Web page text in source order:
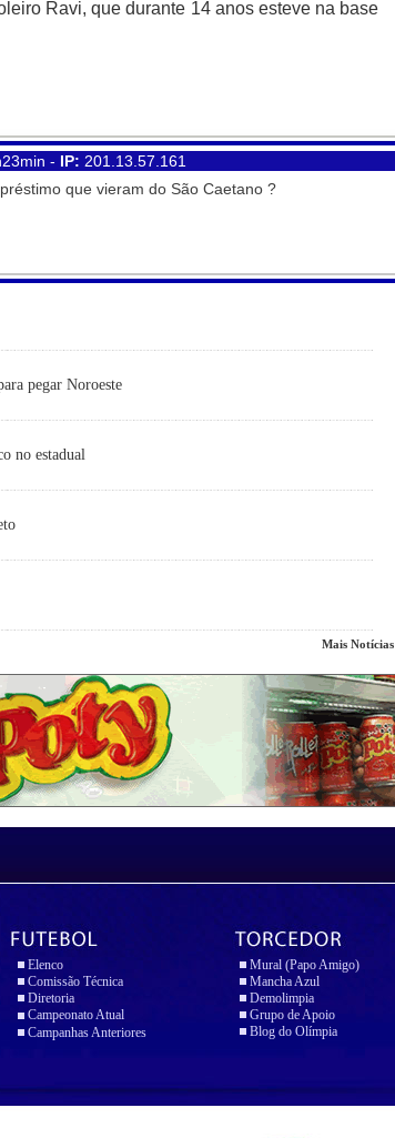
Ravi, que durante 14 anos esteve na base
- IP: 201.13.57.161
que vieram do São Caetano ?
pegar Noroeste
no estadual
Mais Notícias
Elenco
Comissão Técnica
Diretoria
Campeonato Atual
Campanhas Anteriores
Mural (Papo Amigo)
Mancha Azul
Demolimpia
Grupo de Apoio
Blog do Olímpia